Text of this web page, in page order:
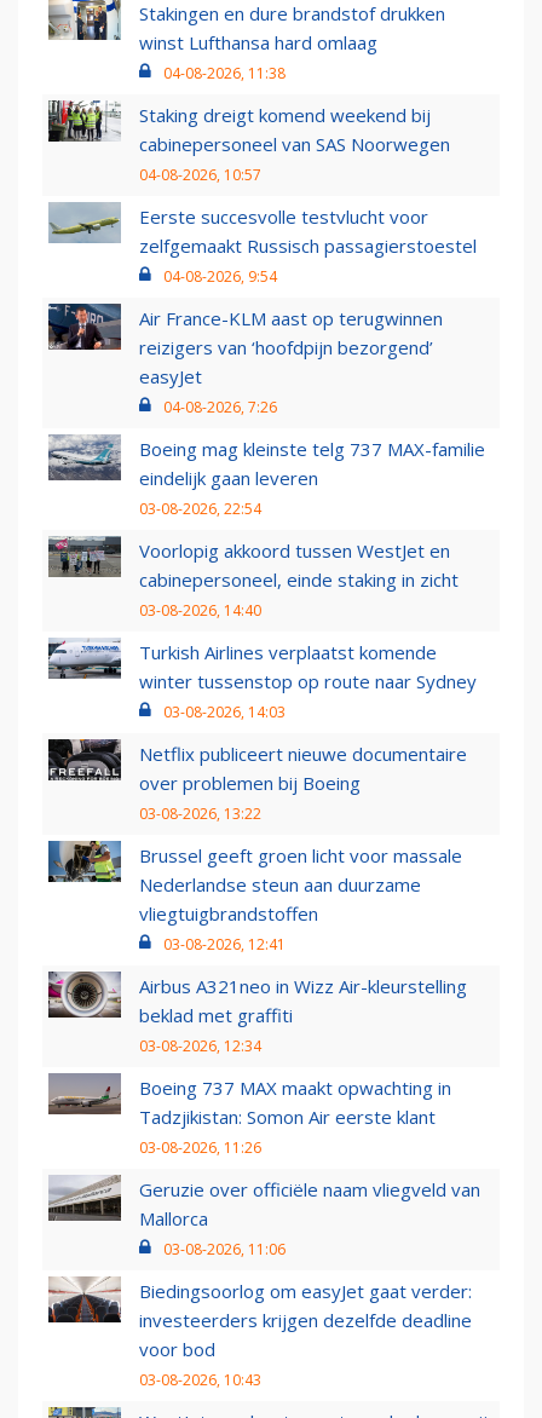
Stakingen en dure brandstof drukken
winst Lufthansa hard omlaag
04-08-2026, 11:38
Staking dreigt komend weekend bij
cabinepersoneel van SAS Noorwegen
04-08-2026, 10:57
Eerste succesvolle testvlucht voor
zelfgemaakt Russisch passagierstoestel
04-08-2026, 9:54
Air France-KLM aast op terugwinnen
reizigers van ‘hoofdpijn bezorgend’
easyJet
04-08-2026, 7:26
Boeing mag kleinste telg 737 MAX-familie
eindelijk gaan leveren
03-08-2026, 22:54
Voorlopig akkoord tussen WestJet en
cabinepersoneel, einde staking in zicht
03-08-2026, 14:40
Turkish Airlines verplaatst komende
winter tussenstop op route naar Sydney
03-08-2026, 14:03
Netflix publiceert nieuwe documentaire
over problemen bij Boeing
03-08-2026, 13:22
Brussel geeft groen licht voor massale
Nederlandse steun aan duurzame
vliegtuigbrandstoffen
03-08-2026, 12:41
Airbus A321neo in Wizz Air-kleurstelling
beklad met graffiti
03-08-2026, 12:34
Boeing 737 MAX maakt opwachting in
Tadzjikistan: Somon Air eerste klant
03-08-2026, 11:26
Geruzie over officiële naam vliegveld van
Mallorca
03-08-2026, 11:06
Biedingsoorlog om easyJet gaat verder:
investeerders krijgen dezelfde deadline
voor bod
03-08-2026, 10:43